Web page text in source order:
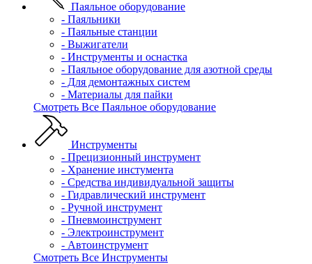
Паяльное оборудование
- Паяльники
- Паяльные станции
- Выжигатели
- Инструменты и оснастка
- Паяльное оборудование для азотной среды
- Для демонтажных систем
- Материалы для пайки
Смотреть Все Паяльное оборудование
Инструменты
- Прецизионный инструмент
- Хранение инстумента
- Средства индивидуальной защиты
- Гидравлический инструмент
- Ручной инструмент
- Пневмоинструмент
- Электроинструмент
- Автоинструмент
Смотреть Все Инструменты